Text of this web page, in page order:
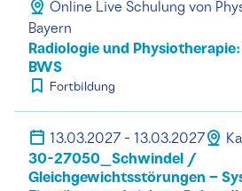
Online Live Schulung von
Bayern
Radiologie und
BWS
Fortbildung
13.03.2027 - 13.03.2027
30-27050_Schwindel /
Gleichgewichtsstörungen –